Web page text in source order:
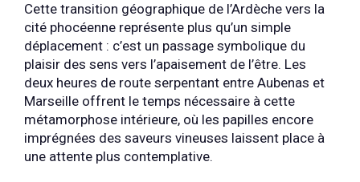
Cette transition géographique de l’Ardèche vers la
cité phocéenne représente plus qu’un simple
déplacement : c’est un passage symbolique du
plaisir des sens vers l’apaisement de l’être. Les
deux heures de route serpentant entre Aubenas et
Marseille offrent le temps nécessaire à cette
métamorphose intérieure, où les papilles encore
imprégnées des saveurs vineuses laissent place à
une attente plus contemplative.